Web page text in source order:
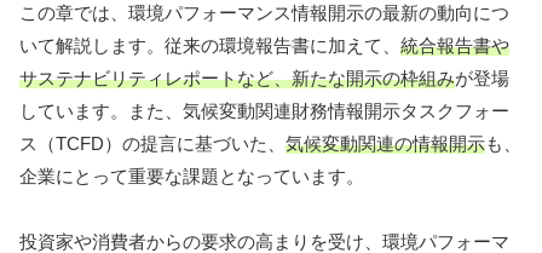
この章では、環境パフォーマンス情報開示の最新の動向につ
いて解説します。従来の環境報告書に加えて、 統合報告書や
サステナビリティレポートなど、新たな開示の枠組みが登場
しています。また、気候変動関連財務情報開示タスクフォー
ス（TCFD）の提言に基づいた、 気候変動関連の情報開示も、
企業にとって重要な課題となっています。
投資家や消費者からの要求の高まりを受け、環境パフォーマ